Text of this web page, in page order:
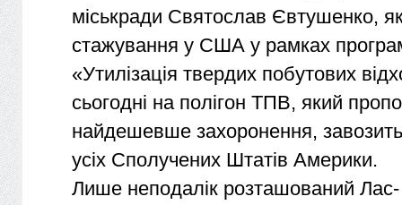
міськради Святослав Євтушенко,
стажування у США у рамках
«Утилізація твердих побутових
сьогодні на полігон ТПВ, який
найдешевше захоронення,
усіх Сполучених Штатів Америки.
Лише неподалік розташований Лас-